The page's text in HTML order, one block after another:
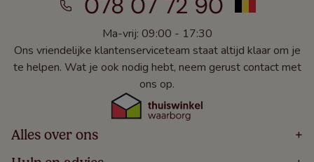
Ma-vrij: 09:00 - 17:30
Ons vriendelijke klantenserviceteam staat altijd klaar om je
te helpen. Wat je ook nodig hebt, neem gerust contact met
ons op.
Alles over ons +
Home